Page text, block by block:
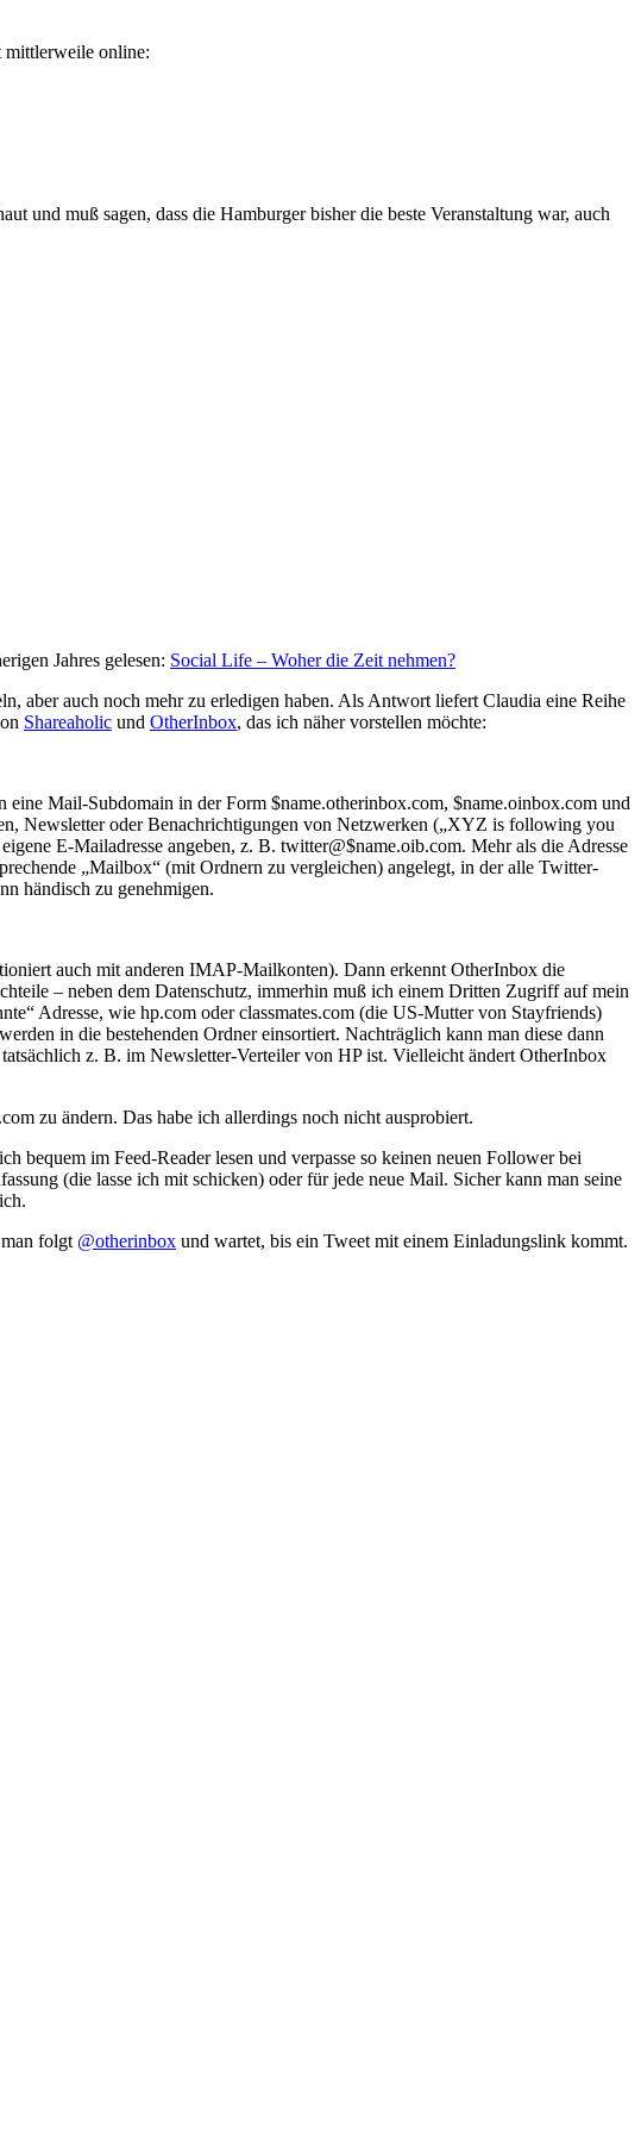
mittlerweile online:
und muß sagen, dass die Hamburger bisher die beste Veranstaltung war, auch
Jahres gelesen: Social Life – Woher die Zeit nehmen?
aber auch noch mehr zu erledigen haben. Als Antwort liefert Claudia eine Reihe
Shareaholic und OtherInbox, das ich näher vorstellen möchte:
Mail-Subdomain in der Form $name.otherinbox.com, $name.oinbox.com und
Newsletter oder Benachrichtigungen von Netzwerken („XYZ is following you
E-Mailadresse angeben, z. B. twitter@$name.oib.com. Mehr als die Adresse
„Mailbox“ (mit Ordnern zu vergleichen) angelegt, in der alle Twitter-
händisch zu genehmigen.
auch mit anderen IMAP-Mailkonten). Dann erkennt OtherInbox die
– neben dem Datenschutz, immerhin muß ich einem Dritten Zugriff auf mein
Adresse, wie hp.com oder classmates.com (die US-Mutter von Stayfriends)
in die bestehenden Ordner einsortiert. Nachträglich kann man diese dann
z. B. im Newsletter-Verteiler von HP ist. Vielleicht ändert OtherInbox
zu ändern. Das habe ich allerdings noch nicht ausprobiert.
im Feed-Reader lesen und verpasse so keinen neuen Follower bei
(die lasse ich mit schicken) oder für jede neue Mail. Sicher kann man seine
folgt @otherinbox und wartet, bis ein Tweet mit einem Einladungslink kommt.